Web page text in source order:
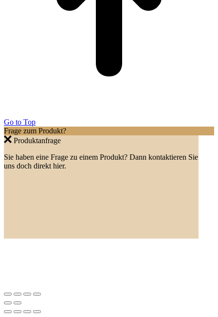
Go to Top
Frage zum Produkt?
Produktanfrage
Sie haben eine Frage zu einem Produkt? Dann kontaktieren Sie
uns doch direkt hier.